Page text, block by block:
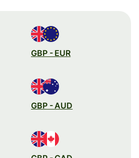
GBP - EUR
GBP - AUD